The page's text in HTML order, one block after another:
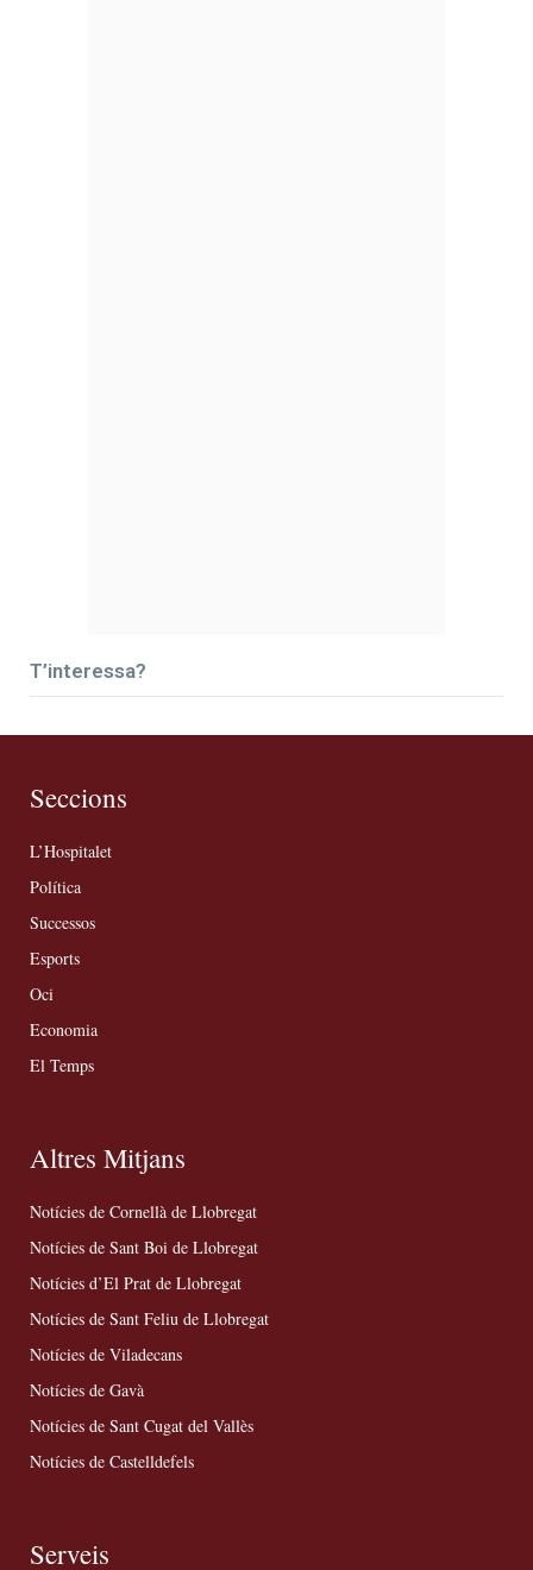
T’interessa?
Seccions
L’Hospitalet
Política
Successos
Esports
Oci
Economia
El Temps
Altres Mitjans
Notícies de Cornellà de Llobregat
Notícies de Sant Boi de Llobregat
Notícies d’El Prat de Llobregat
Notícies de Sant Feliu de Llobregat
Notícies de Viladecans
Notícies de Gavà
Notícies de Sant Cugat del Vallès
Notícies de Castelldefels
Serveis